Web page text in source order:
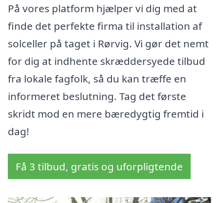
På vores platform hjælper vi dig med at
finde det perfekte firma til installation af
solceller på taget i Rørvig. Vi gør det nemt
for dig at indhente skræddersyede tilbud
fra lokale fagfolk, så du kan træffe en
informeret beslutning. Tag det første
skridt mod en mere bæredygtig fremtid i
dag!
Få 3 tilbud, gratis og uforpligtende